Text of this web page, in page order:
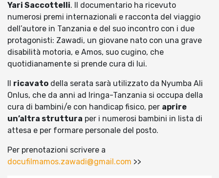
Yari Saccottelli. Il documentario ha ricevuto
numerosi premi internazionali e racconta del viaggio
dell’autore in Tanzania e del suo incontro con i due
protagonisti: Zawadi, un giovane nato con una grave
disabilità motoria, e Amos, suo cugino, che
quotidianamente si prende cura di lui.
ricavato della serata sarà utilizzato da Nyumba Ali
Onlus, che da anni ad Iringa-Tanzania si occupa della
cura di bambini/e con handicap fisico, per aprire
un’altra struttura per i numerosi bambini in lista di
attesa e per formare personale del posto.
Per prenotazioni scrivere a
docufilmamos.zawadi@gmail.com >>